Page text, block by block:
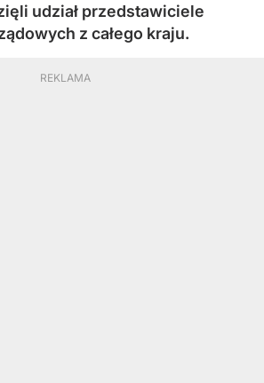
udział przedstawiciele
z całego kraju.